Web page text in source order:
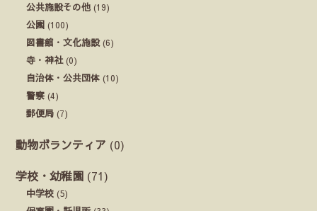
公共施設その他 (19)
公園 (100)
図書館・文化施設(6)
寺・神社(0)
自治体・公共団体 (10)
警察 (4)
郵便局 (7)
動物ボランティア (0)
学校・幼稚園 (71)
中学校 (5)